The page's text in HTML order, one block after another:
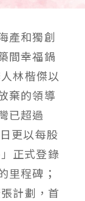
產和獨創
間幸福鍋
林楷傑以
棄的領導
已超過
更以每股
正式登錄
里程碑；
計劃，首